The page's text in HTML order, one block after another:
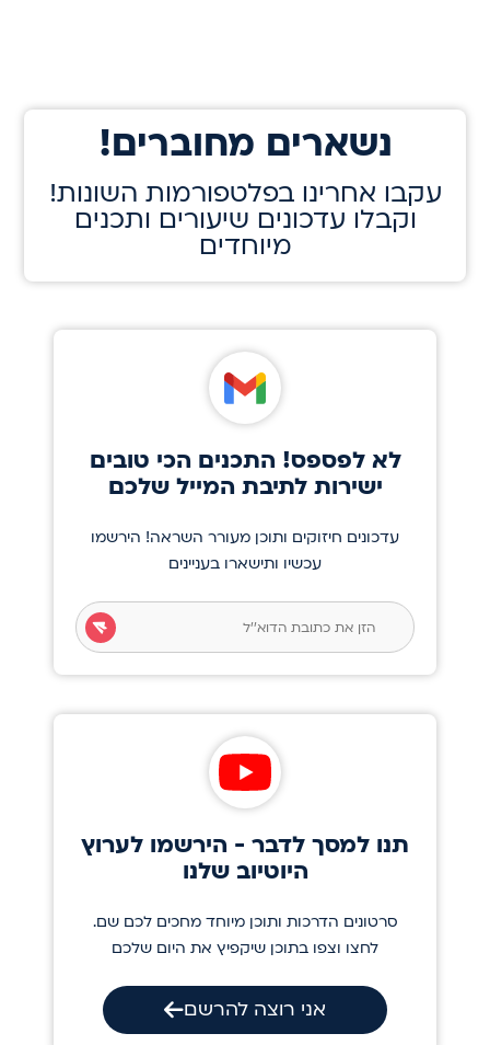
!נשארים מחוברים
!עקבו אחרינו בפלטפורמות השונות
וקבלו עדכונים שיעורים ותכנים
מיוחדים
לא לפספס! התכנים הכי טובים
ישירות לתיבת המייל שלכם
עדכונים חיזוקים ותוכן מעורר השראה! הירשמו
עכשיו ותישארו בעניינים
תנו למסך לדבר - הירשמו לערוץ
היוטיוב שלנו
סרטונים הדרכות ותוכן מיוחד מחכים לכם שם.
לחצו וצפו בתוכן שיקפיץ את היום שלכם
אני רוצה להרשם